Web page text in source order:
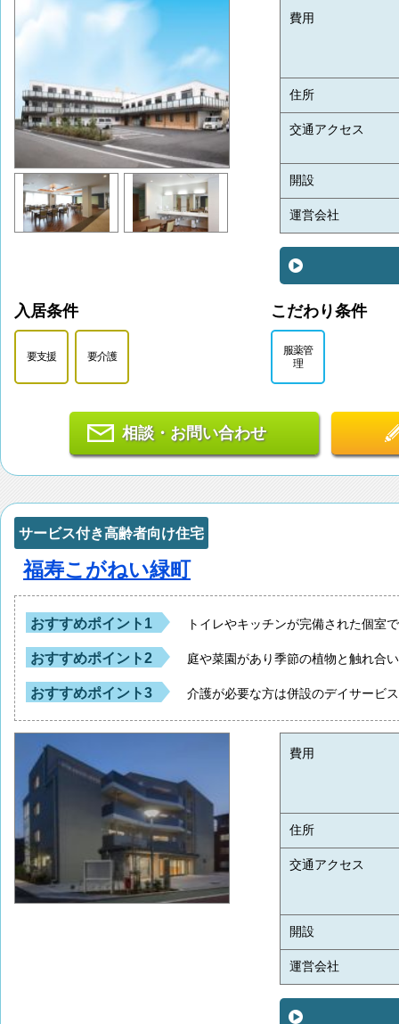
費用
住所
交通アクセス
開設
運営会社
入居条件
要支援 要介護
こだわり条件
服薬管
理
相談・お問い合わせ
サービス付き高齢者向け住宅
福寿こがねい緑町
おすすめポイント1 トイレやキッチンが完備された個室
おすすめポイント2 庭や菜園があり季節の植物と触れ合
おすすめポイント3 介護が必要な方は併設のデイサービ
費用
住所
交通アクセス
開設
運営会社